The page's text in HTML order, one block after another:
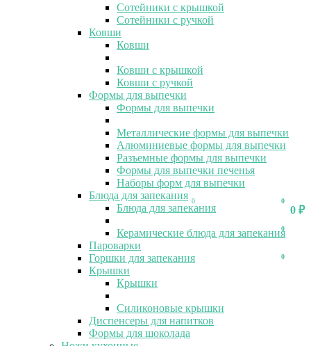
0
0 ₽
0
0
0
Сотейники с крышкой
Сотейники с ручкой
Ковши
Ковши
Ковши с крышкой
Ковши с ручкой
Формы для выпечки
Формы для выпечки
Металлические формы для выпечки
Алюминиевые формы для выпечки
Разъемные формы для выпечки
Формы для выпечки печенья
Наборы форм для выпечки
Блюда для запекания
Блюда для запекания
Керамические блюда для запекания
Пароварки
Горшки для запекания
Крышки
Крышки
Силиконовые крышки
Диспенсеры для напитков
Формы для шоколада